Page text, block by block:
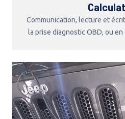
Communication, lecture et
la prise diagnostic OBD, ou